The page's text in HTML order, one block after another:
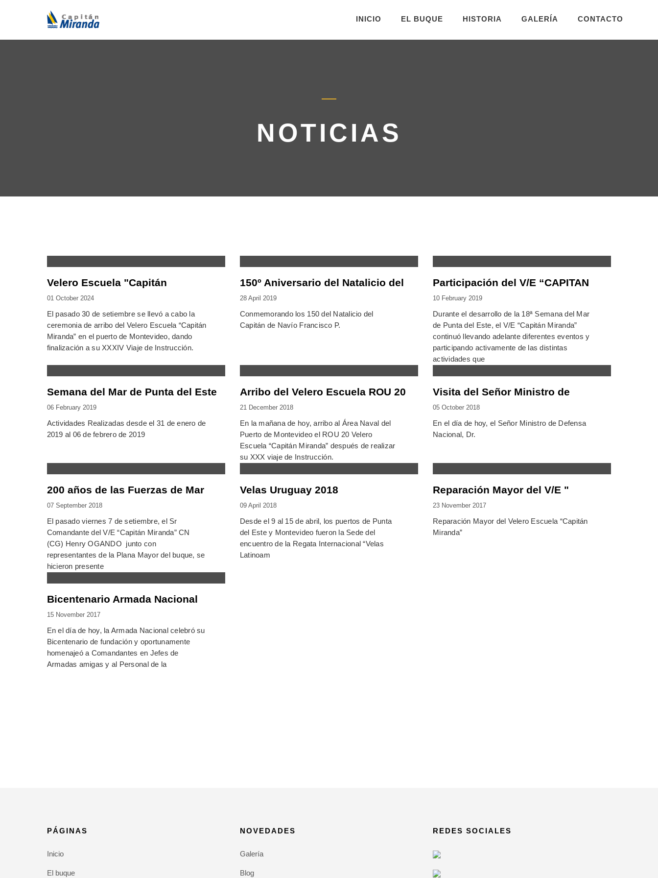
INICIO EL BUQUE HISTORIA GALERÍA CONTACTO
NOTICIAS
Velero Escuela "Capitán
01 October 2024
El pasado 30 de setiembre se llevó a cabo la
ceremonia de arribo del Velero Escuela “Capitán
Miranda” en el puerto de Montevideo, dando
finalización a su XXXIV Viaje de Instrucción.
150º Aniversario del Natalicio del
28 April 2019
Conmemorando los 150 del Natalicio del
Capitán de Navío Francisco P.
Participación del V/E “CAPITAN
10 February 2019
Durante el desarrollo de la 18ª Semana del Mar
de Punta del Este, el V/E “Capitán Miranda”
continuó llevando adelante diferentes eventos y
participando activamente de las distintas
actividades que
Semana del Mar de Punta del Este
06 February 2019
Actividades Realizadas desde el 31 de enero de
2019 al 06 de febrero de 2019
Arribo del Velero Escuela ROU 20
21 December 2018
En la mañana de hoy, arribo al Área Naval del
Puerto de Montevideo el ROU 20 Velero
Escuela “Capitán Miranda” después de realizar
su XXX viaje de Instrucción.
Visita del Señor Ministro de
05 October 2018
En el día de hoy, el Señor Ministro de Defensa
Nacional, Dr.
200 años de las Fuerzas de Mar
07 September 2018
El pasado viernes 7 de setiembre, el Sr
Comandante del V/E “Capitán Miranda” CN
(CG) Henry OGANDO junto con
representantes de la Plana Mayor del buque, se
hicieron presente
Velas Uruguay 2018
09 April 2018
Desde el 9 al 15 de abril, los puertos de Punta
del Este y Montevideo fueron la Sede del
encuentro de la Regata Internacional “Velas
Latinoam
Reparación Mayor del V/E "
23 November 2017
Reparación Mayor del Velero Escuela “Capitán
Miranda”
Bicentenario Armada Nacional
15 November 2017
En el día de hoy, la Armada Nacional celebró su
Bicentenario de fundación y oportunamente
homenajeó a Comandantes en Jefes de
Armadas amigas y al Personal de la
PÁGINAS
Inicio
El buque
NOVEDADES
Galería
Blog
REDES SOCIALES